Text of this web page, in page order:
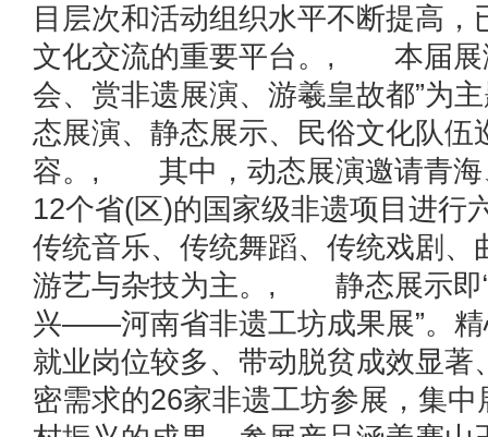
目层次和活动组织水平不断提高，
文化交流的重要平台。, 本届展
会、赏非遗展演、游羲皇故都”为
态展演、静态展示、民俗文化队伍
容。, 其中，动态展演邀请青海
12个省(区)的国家级非遗项目进行
传统音乐、传统舞蹈、传统戏剧、
游艺与杂技为主。, 静态展示即
兴——河南省非遗工坊成果展”。
就业岗位较多、带动脱贫成效显著
密需求的26家非遗工坊参展，集